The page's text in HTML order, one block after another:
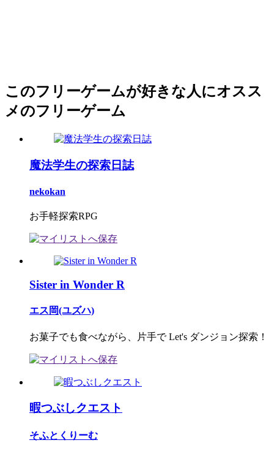
このフリーゲームが好きな人にオスス
メのフリーゲーム
魔法学生の探索日誌
nekokan
お手軽探索RPG
Sister in Wonder R
エス岡(ユズハ)
お菓子でも食べながら、片手で Let's ダンジョン探索！
暇つぶしクエスト
そふとくりーむ